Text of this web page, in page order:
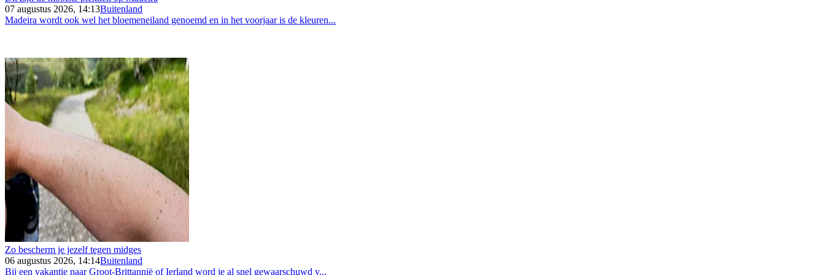
07 augustus 2026, 14:13Buitenland
Madeira wordt ook wel het bloemeneiland genoemd en in het voorjaar is de kleuren...
Zo bescherm je jezelf tegen midges
06 augustus 2026, 14:14Buitenland
Bij een vakantie naar Groot-Brittannië of Ierland word je al snel gewaarschuwd v...